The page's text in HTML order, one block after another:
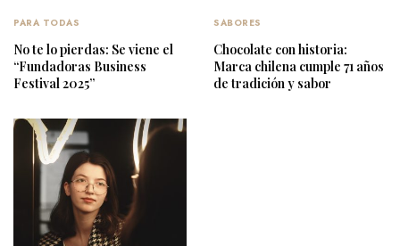
PARA TODAS
No te lo pierdas: Se viene el
“Fundadoras Business
Festival 2025”
SABORES
Chocolate con historia:
Marca chilena cumple 71 años
de tradición y sabor